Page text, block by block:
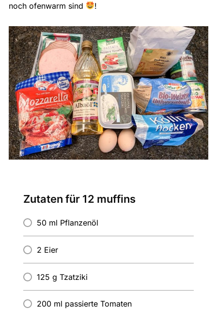
noch ofenwarm sind
!
Zutaten für 12 muffins
50 ml Pflanzenöl
2 Eier
125 g Tzatziki
200 ml passierte Tomaten